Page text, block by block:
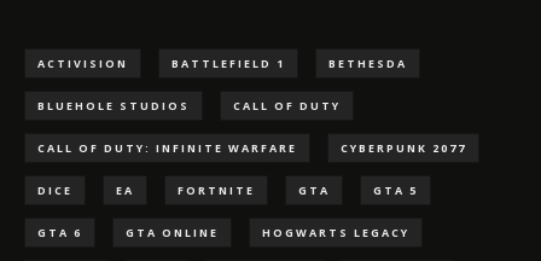
ACTIVISION BATTLEFIELD 1 BETHESDA
BLUEHOLE STUDIOS CALL OF DUTY
CALL OF DUTY: INFINITE WARFARE CYBERPUNK 2077
DICE EA FORTNITE GTA GTA 5
GTA 6 GTA ONLINE HOGWARTS LEGACY